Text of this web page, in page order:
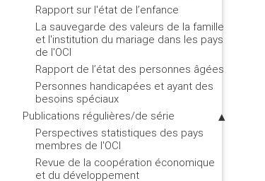
Rapport sur l'état de l’enfance
La sauvegarde des valeurs de la famille
et l'institution du mariage dans les pays
de l'OCI
Rapport de l’état des personnes âgées
Personnes handicapées et ayant des
besoins spéciaux
Publications régulières/de série
Perspectives statistiques des pays
membres de l'OCI
Revue de la coopération économique
et du développement